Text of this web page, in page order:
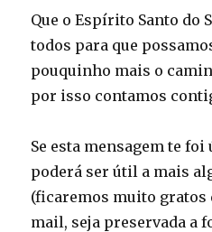
Que o Espírito Santo do
todos para que
pouquinho mais o
por isso contamos
Se esta mensagem te foi
poderá ser útil a mais
(ficaremos muito gratos
mail, seja preservada a